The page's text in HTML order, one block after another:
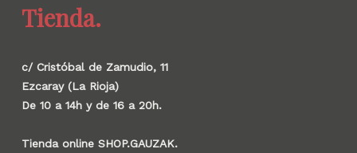
Tienda.
c/ Cristóbal de Zamudio, 11
Ezcaray (La Rioja)
De 10 a 14h y de 16 a 20h.
Tienda online SHOP.GAUZAK.